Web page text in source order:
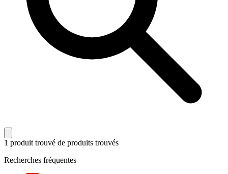
1 produit trouvé de produits trouvés
Recherches fréquentes